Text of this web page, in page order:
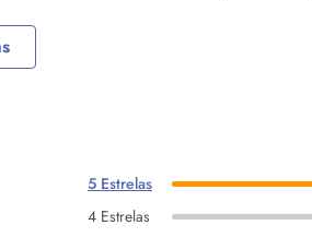
5 Estrelas
4 Estrelas